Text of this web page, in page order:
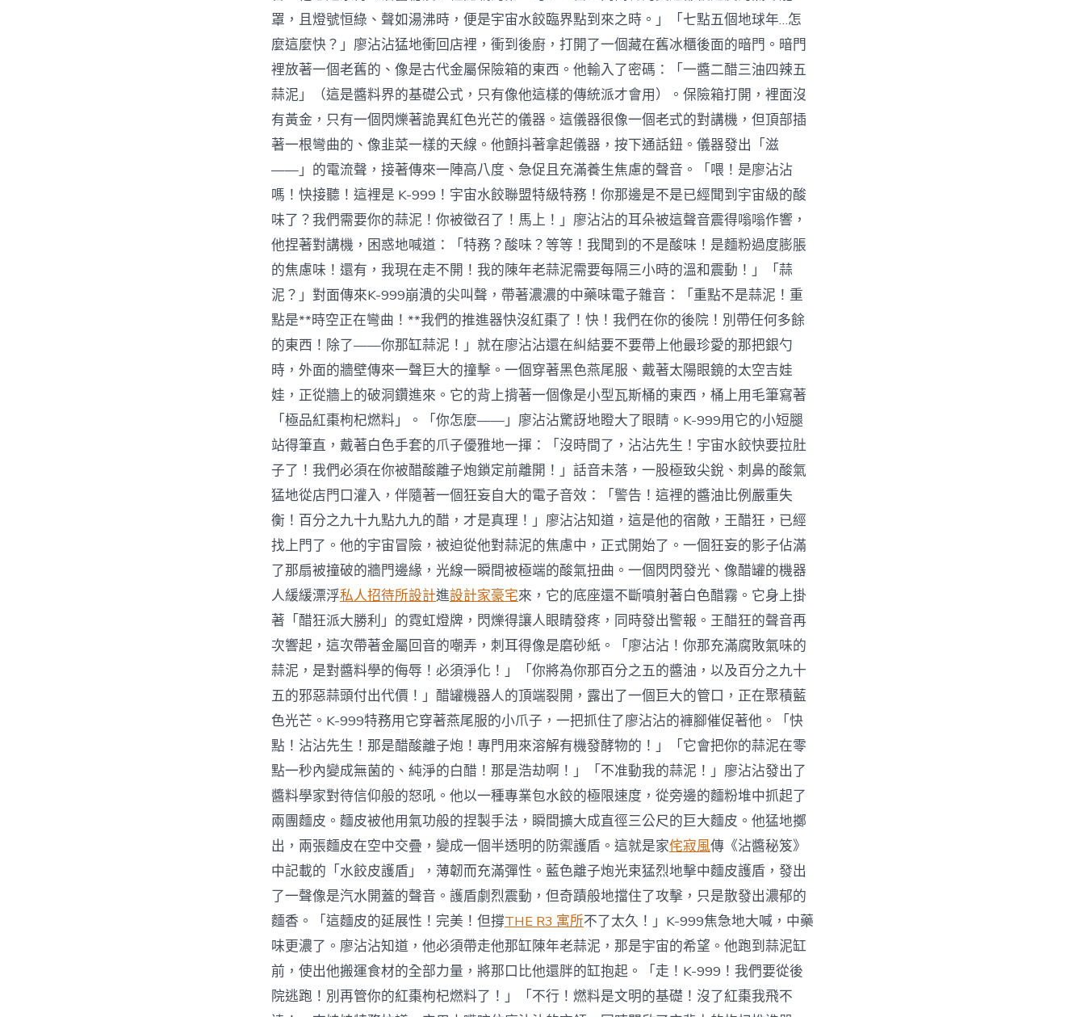
罩，且燈號恒綠、聲如湯沸時，便是宇宙水餃臨界點到來之時。」「七點五個地球年…怎
麼這麼快？」廖沾沾猛地衝回店裡，衝到後廚，打開了一個藏在舊冰櫃後面的暗門。暗門
裡放著一個老舊的、像是古代金屬保險箱的東西。他輸入了密碼：「一醬二醋三油四辣五
蒜泥」（這是醬料界的基礎公式，只有像他這樣的傳統派才會用）。保險箱打開，裡面沒
有黃金，只有一個閃爍著詭異紅色光芒的儀器。這儀器很像一個老式的對講機，但頂部插
著一根彎曲的、像韭菜一樣的天線。他顫抖著拿起儀器，按下通話鈕。儀器發出「滋
——」的電流聲，接著傳來一陣高八度、急促且充滿養生焦慮的聲音。「喂！是廖沾沾
嗎！快接聽！這裡是 K-999！宇宙水餃聯盟特級特務！你那邊是不是已經聞到宇宙級的酸
味了？我們需要你的蒜泥！你被徵召了！馬上！」廖沾沾的耳朵被這聲音震得嗡嗡作響，
他捏著對講機，困惑地喊道：「特務？酸味？等等！我聞到的不是酸味！是麵粉過度膨脹
的焦慮味！還有，我現在走不開！我的陳年老蒜泥需要每隔三小時的溫和震動！」「蒜
泥？」對面傳來K-999崩潰的尖叫聲，帶著濃濃的中藥味電子雜音：「重點不是蒜泥！重
點是**時空正在彎曲！**我們的推進器快沒紅棗了！快！我們在你的後院！別帶任何多餘
的東西！除了——你那缸蒜泥！」就在廖沾沾還在糾結要不要帶上他最珍愛的那把銀勺
時，外面的牆壁傳來一聲巨大的撞擊。一個穿著黑色燕尾服、戴著太陽眼鏡的太空吉娃
娃，正從牆上的破洞鑽進來。它的背上揹著一個像是小型瓦斯桶的東西，桶上用毛筆寫著
「極品紅棗枸杞燃料」。「你怎麼——」廖沾沾驚訝地瞪大了眼睛。K-999用它的小短腿
站得筆直，戴著白色手套的爪子優雅地一揮：「沒時間了，沾沾先生！宇宙水餃快要拉肚
子了！我們必須在你被醋酸離子炮鎖定前離開！」話音未落，一股極致尖銳、刺鼻的酸氣
猛地從店門口灌入，伴隨著一個狂妄自大的電子音效：「警告！這裡的醬油比例嚴重失
衡！百分之九十九點九九的醋，才是真理！」廖沾沾知道，這是他的宿敵，王醋狂，已經
找上門了。他的宇宙冒險，被迫從他對蒜泥的焦慮中，正式開始了。一個狂妄的影子佔滿
了那扇被撞破的牆門邊緣，光線一瞬間被極端的酸氣扭曲。一個閃閃發光、像醋罐的機器
人緩緩漂浮私人招待所設計進設計家豪宅來，它的底座還不斷噴射著白色醋霧。它身上掛
著「醋狂派大勝利」的霓虹燈牌，閃爍得讓人眼睛發疼，同時發出警報。王醋狂的聲音再
次響起，這次帶著金屬回音的嘲弄，刺耳得像是磨砂紙。「廖沾沾！你那充滿腐敗氣味的
蒜泥，是對醬料學的侮辱！必須淨化！」「你將為你那百分之五的醬油，以及百分之九十
五的邪惡蒜頭付出代價！」醋罐機器人的頂端裂開，露出了一個巨大的管口，正在聚積藍
色光芒。K-999特務用它穿著燕尾服的小爪子，一把抓住了廖沾沾的褲腳催促著他。「快
點！沾沾先生！那是醋酸離子炮！專門用來溶解有機發酵物的！」「它會把你的蒜泥在零
點一秒內變成無菌的、純淨的白醋！那是浩劫啊！」「不准動我的蒜泥！」廖沾沾發出了
醬料學家對待信仰般的怒吼。他以一種專業包水餃的極限速度，從旁邊的麵粉堆中抓起了
兩團麵皮。麵皮被他用氣功般的捏製手法，瞬間擴大成直徑三公尺的巨大麵皮。他猛地擲
出，兩張麵皮在空中交疊，變成一個半透明的防禦護盾。這就是家侘寂風傳《沾醬秘笈》
中記載的「水餃皮護盾」，薄韌而充滿彈性。藍色離子炮光束猛烈地擊中麵皮護盾，發出
了一聲像是汽水開蓋的聲音。護盾劇烈震動，但奇蹟般地擋住了攻擊，只是散發出濃郁的
麵香。「這麵皮的延展性！完美！但撐THE R3 寓所不了太久！」K-999焦急地大喊，中藥
味更濃了。廖沾沾知道，他必須帶走他那缸陳年老蒜泥，那是宇宙的希望。他跑到蒜泥缸
前，使出他搬運食材的全部力量，將那口比他還胖的缸抱起。「走！K-999！我們要從後
院逃跑！別再管你的紅棗枸杞燃料了！」「不行！燃料是文明的基礎！沒了紅棗我飛不